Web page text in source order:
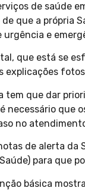
de saúde
que a própria
e
que está se
tem que dar
que
no
de alerta
para que
básica